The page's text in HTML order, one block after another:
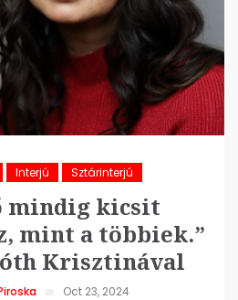
Interjú Sztárinterjú
mindig kicsit
mint a többiek.”
Krisztinával
Oct 23, 2024